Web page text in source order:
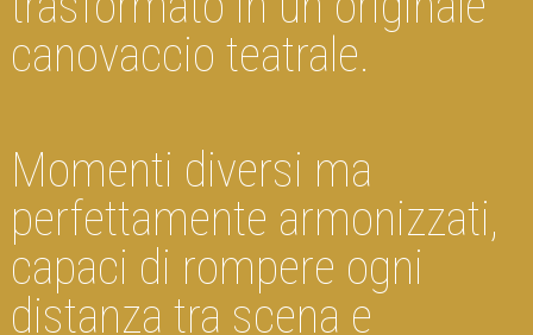
canovaccio teatrale.
Momenti diversi ma
perfettamente armonizzati,
capaci di rompere ogni
distanza tra scena e